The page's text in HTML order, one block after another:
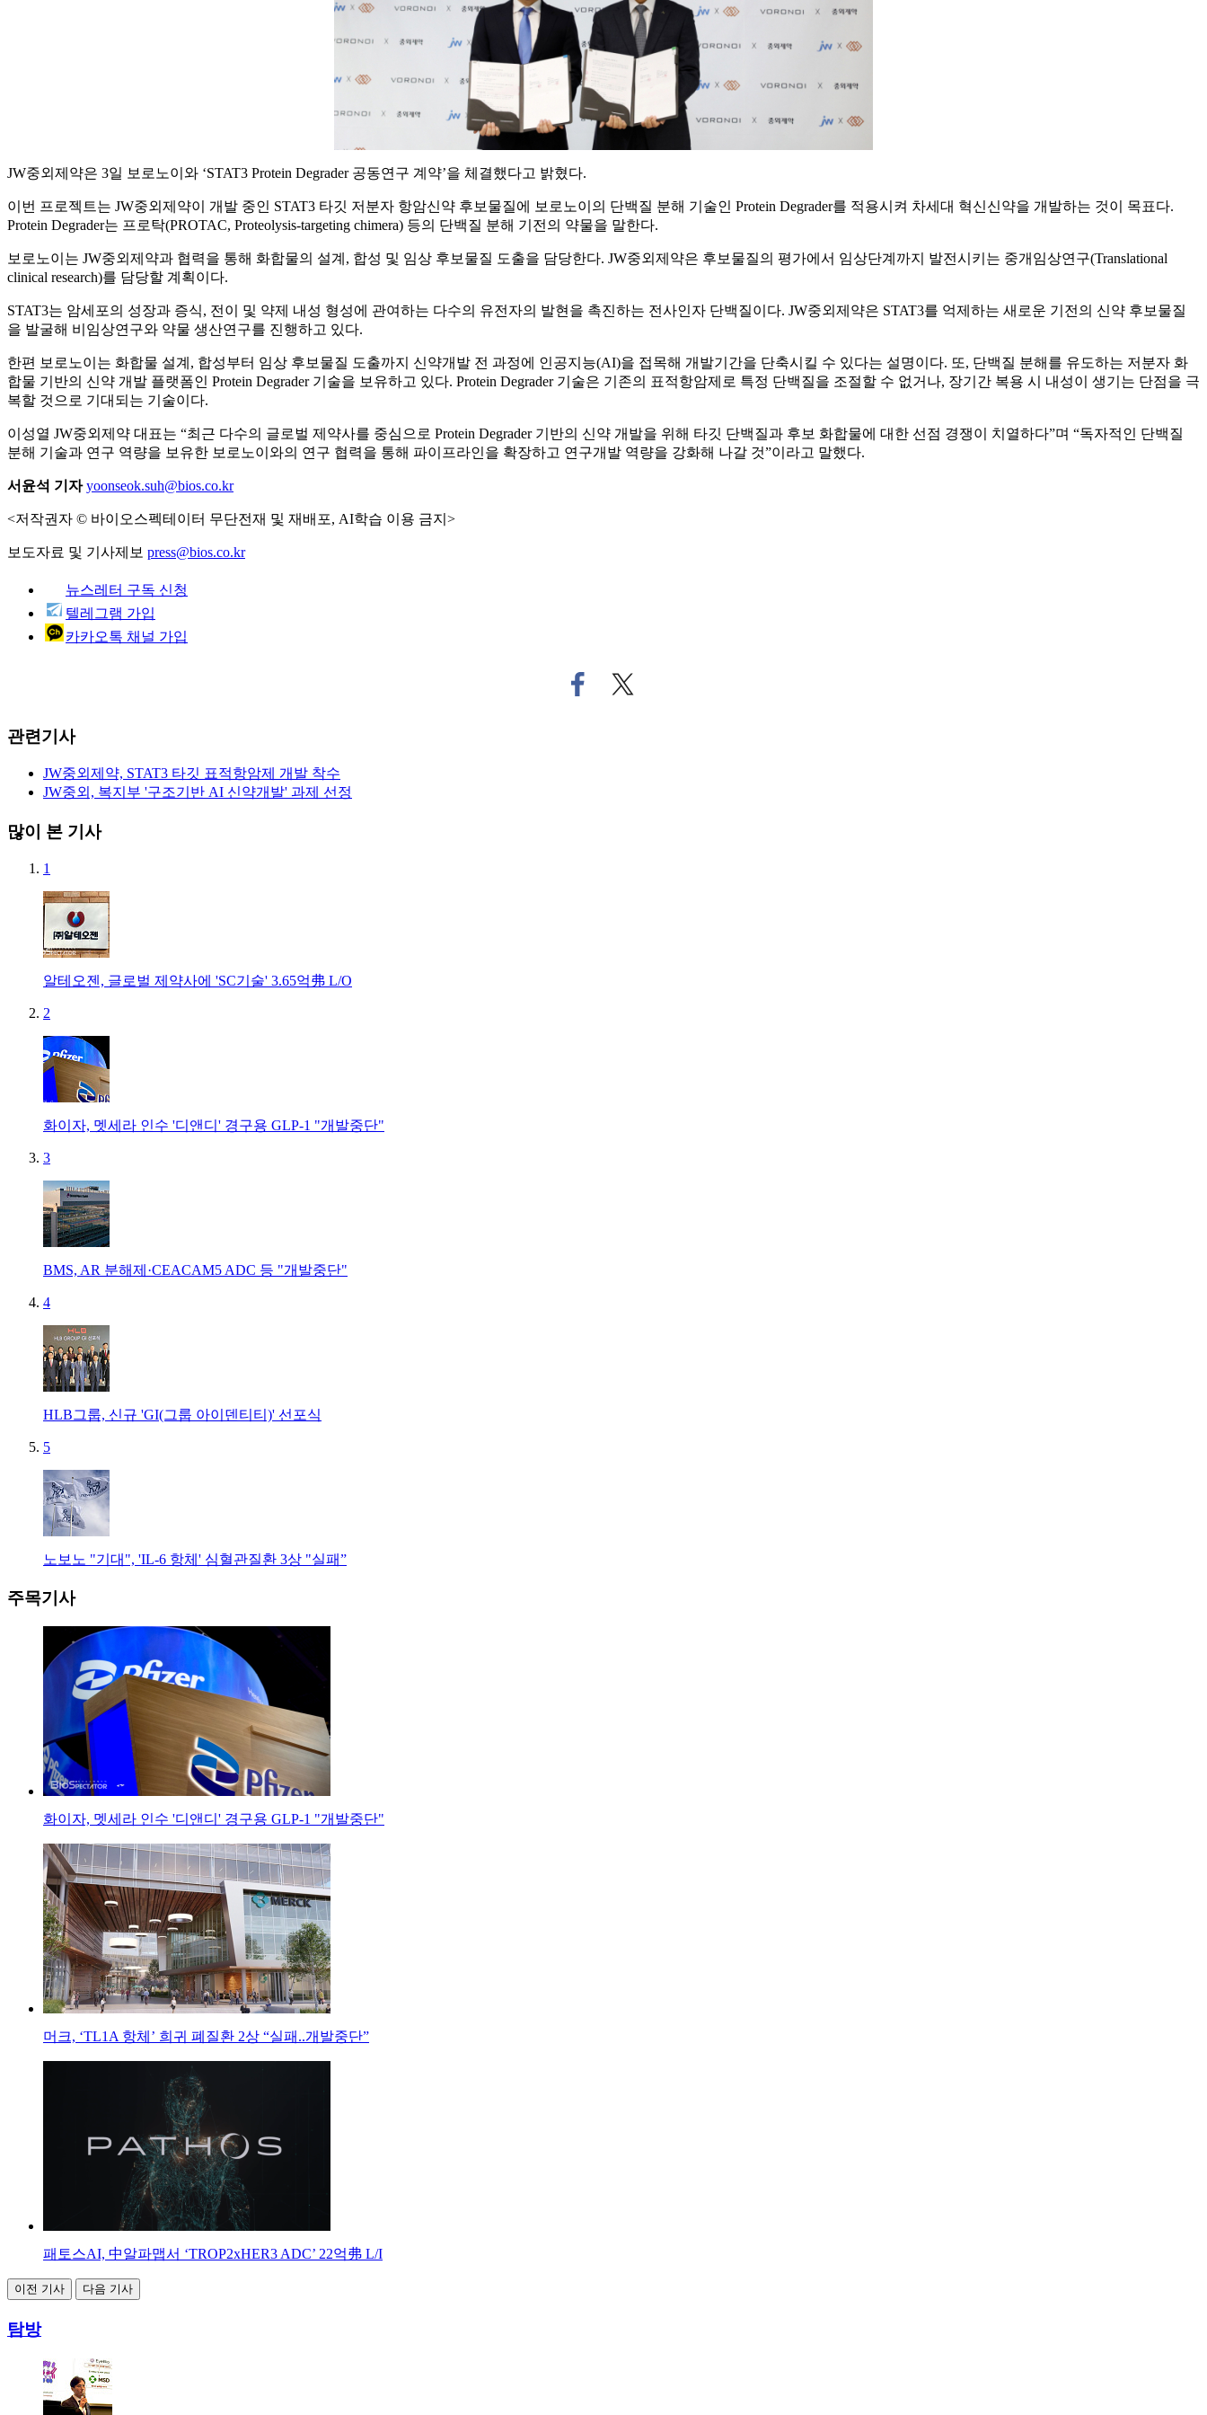
JW중외제약은 3일 보로노이와 ‘STAT3 Protein Degrader 공동연구 계약’을 체결했다고 밝혔다.
이번 프로젝트는 JW중외제약이 개발 중인 STAT3 타깃 저분자 항암신약 후보물질에 보로노이의 단백질 분해 기술인 Protein Degrader를 적용시켜 차세대 혁신신약을 개발하는 것이 목표다.
Protein Degrader는 프로탁(PROTAC, Proteolysis-targeting chimera) 등의 단백질 분해 기전의 약물을 말한다.
보로노이는 JW중외제약과 협력을 통해 화합물의 설계, 합성 및 임상 후보물질 도출을 담당한다. JW중외제약은 후보물질의 평가에서 임상단계까지 발전시키는 중개임상연구(Translational
clinical research)를 담당할 계획이다.
STAT3는 암세포의 성장과 증식, 전이 및 약제 내성 형성에 관여하는 다수의 유전자의 발현을 촉진하는 전사인자 단백질이다. JW중외제약은 STAT3를 억제하는 새로운 기전의 신약 후보물질
을 발굴해 비임상연구와 약물 생산연구를 진행하고 있다.
한편 보로노이는 화합물 설계, 합성부터 임상 후보물질 도출까지 신약개발 전 과정에 인공지능(AI)을 접목해 개발기간을 단축시킬 수 있다는 설명이다. 또, 단백질 분해를 유도하는 저분자 화
합물 기반의 신약 개발 플랫폼인 Protein Degrader 기술을 보유하고 있다. Protein Degrader 기술은 기존의 표적항암제로 특정 단백질을 조절할 수 없거나, 장기간 복용 시 내성이 생기는 단점을 극
복할 것으로 기대되는 기술이다.
이성열 JW중외제약 대표는 “최근 다수의 글로벌 제약사를 중심으로 Protein Degrader 기반의 신약 개발을 위해 타깃 단백질과 후보 화합물에 대한 선점 경쟁이 치열하다”며 “독자적인 단백질
분해 기술과 연구 역량을 보유한 보로노이와의 연구 협력을 통해 파이프라인을 확장하고 연구개발 역량을 강화해 나갈 것”이라고 말했다.
서윤석 기자 yoonseok.suh@bios.co.kr
<저작권자 © 바이오스펙테이터 무단전재 및 재배포, AI학습 이용 금지>
보도자료 및 기사제보 press@bios.co.kr
뉴스레터 구독 신청
텔레그램 가입
카카오톡 채널 가입
페
이
트
위
관련기사
JW중외제약, STAT3 타깃 표적항암제 개발 착수
JW중외, 복지부 '구조기반 AI 신약개발' 과제 선정
많이 본 기사
1
알테오젠, 글로벌 제약사에 'SC기술' 3.65억弗 L/O
2
화이자, 멧세라 인수 '디앤디' 경구용 GLP-1 "개발중단"
3
BMS, AR 분해제·CEACAM5 ADC 등 "개발중단"
4
HLB그룹, 신규 'GI(그룹 아이덴티티)' 선포식
5
노보노 "기대", 'IL-6 항체' 심혈관질환 3상 "실패”
주목기사
화이자, 멧세라 인수 '디앤디' 경구용 GLP-1 "개발중단"
머크, ‘TL1A 항체’ 희귀 폐질환 2상 “실패..개발중단”
패토스AI, 中알파맵서 ‘TROP2xHER3 ADC’ 22억弗 L/I
이전 기사 다음 기사
탐방